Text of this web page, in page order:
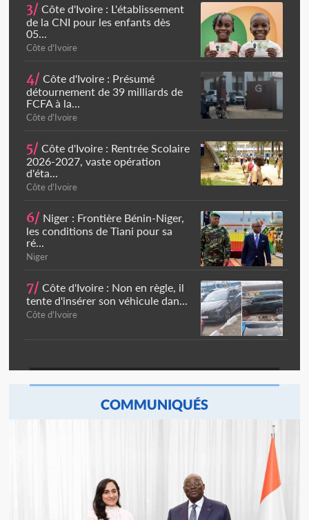
3/ Côte d'Ivoire : L'établissement
de la CNI pour les enfants dès
05...
Côte d'Ivoire
4/ Côte d'Ivoire : Présumé
détournement de 39 milliards de
FCFA à la...
Côte d'Ivoire
5/ Côte d'Ivoire : Rentrée Scolaire
2026-2027, vaste opération
d'éta...
Côte d'Ivoire
6/ Niger : Frontière Bénin-Niger,
les conditions de Tiani pour sa
ré...
Niger
7/ Côte d'Ivoire : Non en règle, il
tente d'insérer son véhicule dan...
Côte d'Ivoire
COMMUNIQUÉS